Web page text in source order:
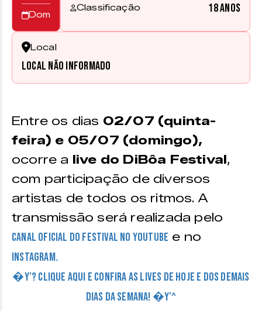
Dom
Classificação 18 anos
Local
Local não informado
Entre os dias 02/07 (quinta-
feira) e 05/07 (domingo),
ocorre a live do DiBôa Festival,
com participação de diversos
artistas de todos os ritmos. A
transmissão será realizada pelo
canal oficial do festival no Youtube e no
Instagram.
�Y’? CLIQUE AQUI E CONFIRA AS LIVES DE HOJE E DOS DEMAIS
DIAS DA SEMANA! �Y’^